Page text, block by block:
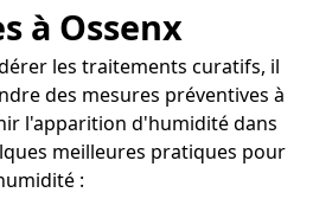
à Ossenx
les traitements curatifs, il
des mesures préventives à
l'apparition d'humidité dans
meilleures pratiques pour
: